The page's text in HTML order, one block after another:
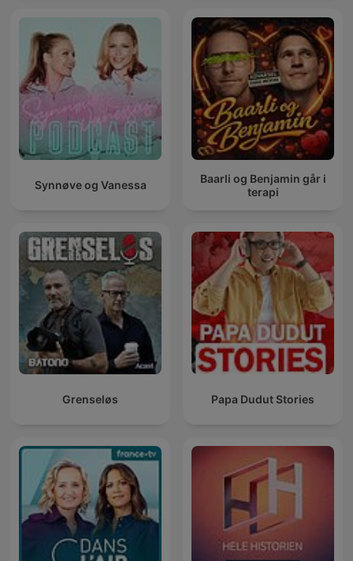
Synnøve og Vanessa
Baarli og Benjamin går i
terapi
Grenseløs Papa Dudut Stories